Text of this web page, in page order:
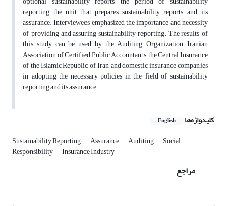
reporting, the unit that prepares sustainability reports, and its
assurance. Interviewees emphasized the importance and necessity
of providing and assuring sustainability reporting. The results of
this study can be used by the Auditing Organization, Iranian
Association of Certified Public Accountants, the Central Insurance
of the Islamic Republic of Iran, and domestic insurance companies
in adopting the necessary policies in the field of sustainability
reporting and its assurance.
کلیدواژه‌ها English
Sustainability Reporting Assurance Auditing Social
Responsibility Insurance Industry
مراجع